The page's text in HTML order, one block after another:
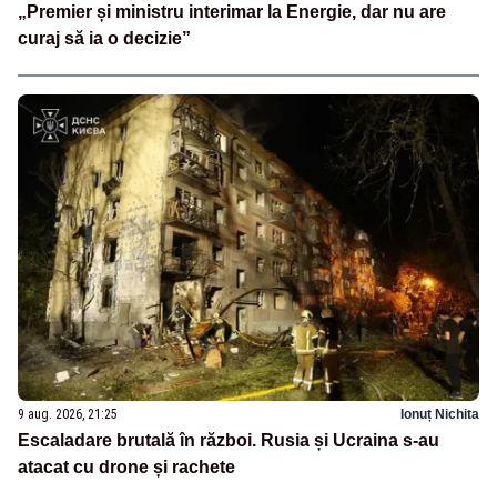
„Premier și ministru interimar la Energie, dar nu are
curaj să ia o decizie”
9 aug. 2026, 21:25 Ionuț Nichita
Escaladare brutală în război. Rusia și Ucraina s-au
atacat cu drone și rachete